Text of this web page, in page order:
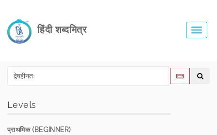
हिंदी शब्दमित्र
Levels
प्राथमिक (BEGINNER)